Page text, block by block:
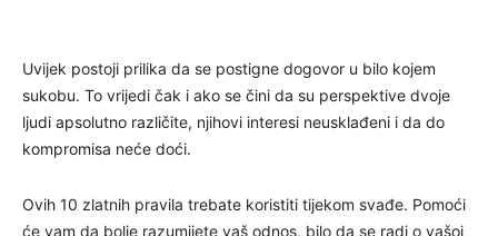
Uvijek postoji prilika da se postigne dogovor u bilo kojem
sukobu. To vrijedi čak i ako se čini da su perspektive dvoje
ljudi apsolutno različite, njihovi interesi neusklađeni i da do
kompromisa neće doći.
Ovih 10 zlatnih pravila trebate koristiti tijekom svađe. Pomoći
će vam da bolje razumijete vaš odnos, bilo da se radi o vašoj